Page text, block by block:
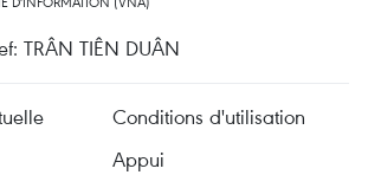
TRÂN TIÊN DUÂN
Conditions d'utilisation
Appui